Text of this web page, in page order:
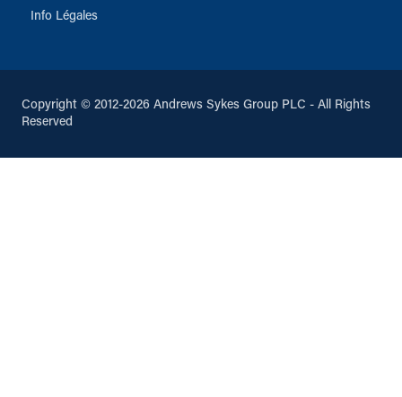
Info Légales
Copyright © 2012-2026 Andrews Sykes Group PLC - All Rights
Reserved